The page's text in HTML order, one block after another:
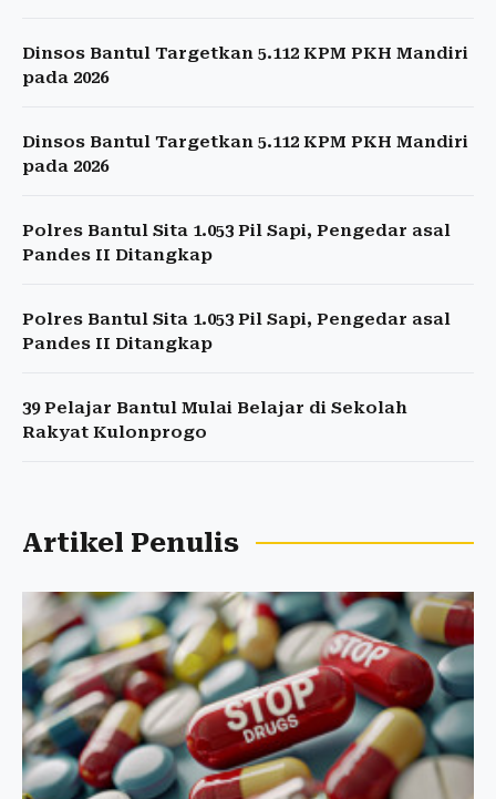
Dinsos Bantul Targetkan 5.112 KPM PKH Mandiri
pada 2026
Dinsos Bantul Targetkan 5.112 KPM PKH Mandiri
pada 2026
Polres Bantul Sita 1.053 Pil Sapi, Pengedar asal
Pandes II Ditangkap
Polres Bantul Sita 1.053 Pil Sapi, Pengedar asal
Pandes II Ditangkap
39 Pelajar Bantul Mulai Belajar di Sekolah
Rakyat Kulonprogo
Artikel Penulis